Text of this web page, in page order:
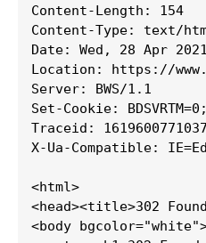
Content-Length: 154
Content-Type: text/
Date: Wed, 28 Apr
Location: https://
Server: BWS/1.1
Set-Cookie:
Traceid:
X-Ua-Compatible:
<html>
<head><title>302
<body